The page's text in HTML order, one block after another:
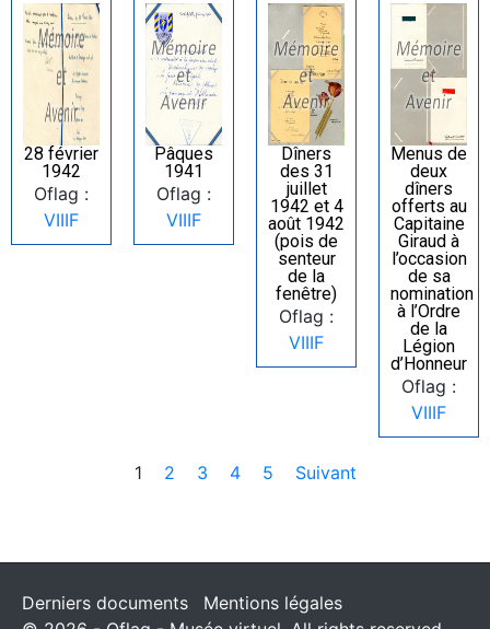
28 février
1942
Oflag :
VIIIF
Pâques
1941
Oflag :
VIIIF
Dîners
des 31
juillet
1942 et 4
août 1942
(pois de
senteur
de la
fenêtre)
Oflag :
VIIIF
Menus de
deux
dîners
offerts au
Capitaine
Giraud à
l’occasion
de sa
nomination
à l’Ordre
de la
Légion
d’Honneur
Oflag :
VIIIF
1 2 3 4 5 Suivant
Derniers documents
Mentions légales